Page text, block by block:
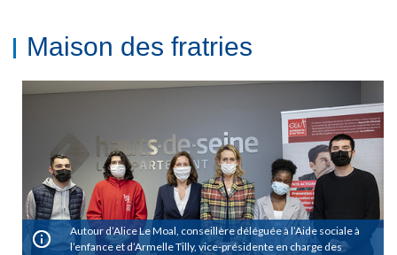
Maison des fratries
Autour d’Alice Le Moal, conseillère déléguée à l’Aide sociale à
l’enfance et d’Armelle Tilly, vice-présidente en charge des